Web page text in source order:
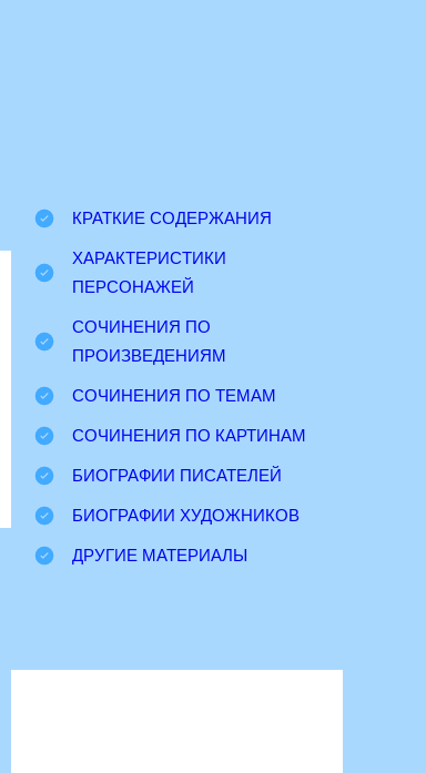
КРАТКИЕ СОДЕРЖАНИЯ
ХАРАКТЕРИСТИКИ
ПЕРСОНАЖЕЙ
СОЧИНЕНИЯ ПО
ПРОИЗВЕДЕНИЯМ
СОЧИНЕНИЯ ПО ТЕМАМ
СОЧИНЕНИЯ ПО КАРТИНАМ
БИОГРАФИИ ПИСАТЕЛЕЙ
БИОГРАФИИ ХУДОЖНИКОВ
ДРУГИЕ МАТЕРИАЛЫ